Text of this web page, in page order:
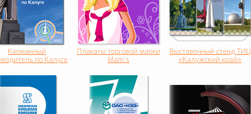
Карманный
по Калуге
Плакаты торговой марки
Mam`s
Выставочный стенд ТИЦ
«Калужский край»